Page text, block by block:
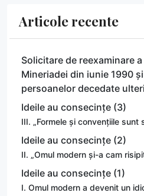
Articole recente
Solicitare de reexaminare
Mineriadei din iunie 1990
persoanelor decedate
Ideile au consecințe (3)
III. „Formele și convențiile sunt
Ideile au consecințe (2)
II. „Omul modern și-a cam
Ideile au consecințe (1)
I. Omul modern a devenit un